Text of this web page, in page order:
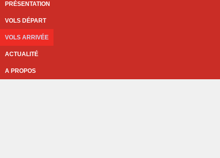
PRÉSENTATION
VOLS DÉPART
VOLS ARRIVÉE
ACTUALITÉ
A PROPOS